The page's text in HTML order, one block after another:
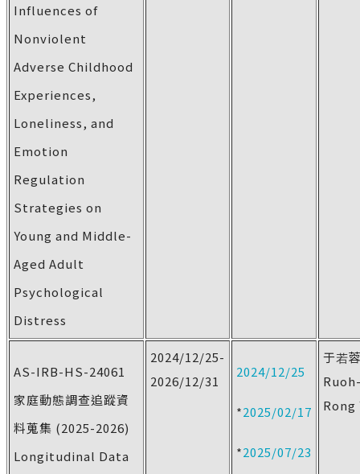
Influences of
Nonviolent
Adverse Childhood
Experiences,
Loneliness, and
Emotion
Regulation
Strategies on
Young and Middle-
Aged Adult
Psychological
Distress
AS-IRB-HS-24061
家庭動態調查追蹤資
料蒐集 (2025-2026)
Longitudinal Data
2024/12/25-
2026/12/31
2024/12/25
*2025/02/17
*2025/07/23
于若
Rong